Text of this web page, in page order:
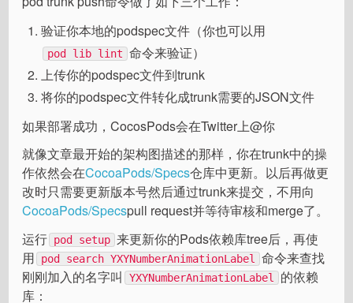
验证你本地的podspec文件（你也可以用
pod lib lint 命令来验证）
上传你的podspec文件到trunk
将你的podspec文件转化成trunk需要的JSON文件
如果部署成功，CocosPods会在Twitter上@你
就像文章最开始的架构图描述的那样，你在trunk中的操
作依然会在CocoaPods/Specs仓库中更新。以后再做更
改时只需要更新版本号然后通过trunk来提交，不用向
CocoaPods/Specspull request并等待审核和merge了。
运行 pod setup 来更新你的Pods依赖库tree后，再使
用
pod search YXYNumberAnimationLabel
命令来查找
刚刚加入的名字叫
YXYNumberAnimationLabel
的依赖
库：